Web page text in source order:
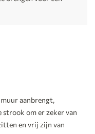
aanbrengt,
om er zeker van
en vrij zijn van